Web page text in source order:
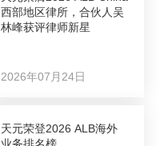
西部地区律所，合伙人吴
林峰获评律师新星
2026年07月24日
天元荣登2026 ALB海外